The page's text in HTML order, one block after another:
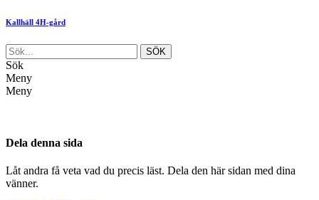
Kallhäll 4H-gård
Sök
Meny
Meny
Dela denna sida
Låt andra få veta vad du precis läst. Dela den här sidan med dina
vänner.